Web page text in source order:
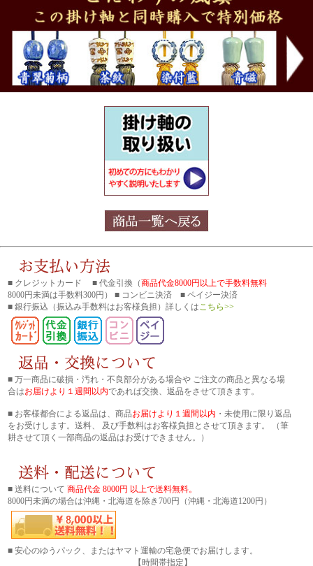
■ クレジットカード ■ 代金引換（商品代金8000円以上で手数料無料
8000円未満は手数料300円） ■ コンビニ決済 ■ ペイジー決済
■ 銀行振込 （振込み手数料はお客様負担）詳しくは こちら>>
■ 万一商品に破損・汚れ・不良部分がある場合や ご注文の商品と異なる場
合はお届けより１週間以内であれば交換、返品をさせて頂きます。
■ お客様都合による返品は、商品お届けより１週間以内 ・未使用に限り返品
をお受けします。送料、 及び手数料はお客様負担とさせて頂きます。 （筆
耕させて頂く一部商品の返品はお受けできません。）
■ 送料について 商品代金 8000円 以上で送料無料。
8000円未満の場合は沖縄・北海道を除き700円（沖縄・北海道1200円）
■ 安心のゆうパック、またはヤマト運輸の宅急便でお届けします。
【時間帯指定】